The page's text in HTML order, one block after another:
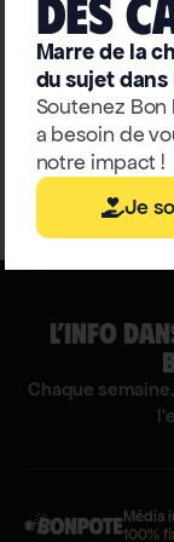
Analyse
excès
Florence
L’INFO
Chaque
Média
100%
deS
Marre de la
du sujet dans
Soutenez Bon
a besoin de
notre impact !
Je